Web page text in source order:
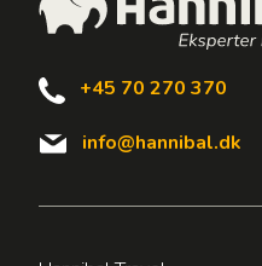
+45 70 270 370
info@hannibal.dk